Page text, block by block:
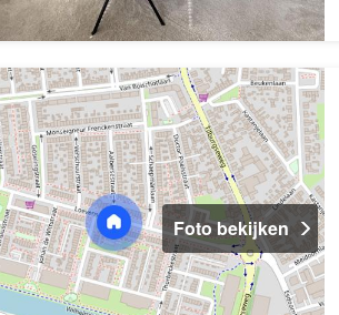
Foto bekijken